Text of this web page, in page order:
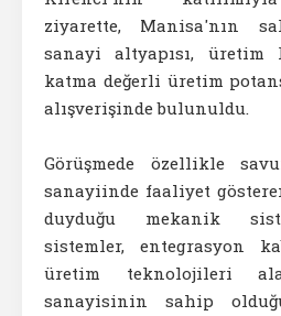
ziyarette, Manisa'nın
sanayi altyapısı,
katma değerli üretim
alışverişinde bulunuldu.
Görüşmede özellikle
sanayiinde faaliyet
duyduğu mekanik
sistemler, entegrasyon
üretim teknolojileri
sanayisinin sahip